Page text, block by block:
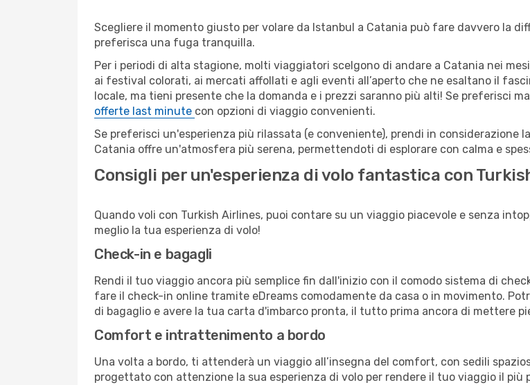
Scegliere il momento giusto per volare da Istanbul a Catania può fare davvero la
preferisca una fuga tranquilla.
Per i periodi di alta stagione, molti viaggiatori scelgono di andare a Catania nei
ai festival colorati, ai mercati affollati e agli eventi all’aperto che ne esaltano il
locale, ma tieni presente che la domanda e i prezzi saranno più alti! Se preferisci
offerte last minute con opzioni di viaggio convenienti.
Se preferisci un'esperienza più rilassata (e conveniente), prendi in considerazione
Catania offre un'atmosfera più serena, permettendoti di esplorare con calma e
Consigli per un'esperienza di volo fantastica con
Quando voli con Turkish Airlines, puoi contare su un viaggio piacevole e senza
meglio la tua esperienza di volo!
Check-in e bagagli
Rendi il tuo viaggio ancora più semplice fin dall'inizio con il comodo sistema di
fare il check-in online tramite eDreams comodamente da casa o in movimento.
di bagaglio e avere la tua carta d'imbarco pronta, il tutto prima ancora di mettere
Comfort e intrattenimento a bordo
Una volta a bordo, ti attenderà un viaggio all’insegna del comfort, con sedili
progettato con attenzione la sua esperienza di volo per rendere il tuo viaggio il